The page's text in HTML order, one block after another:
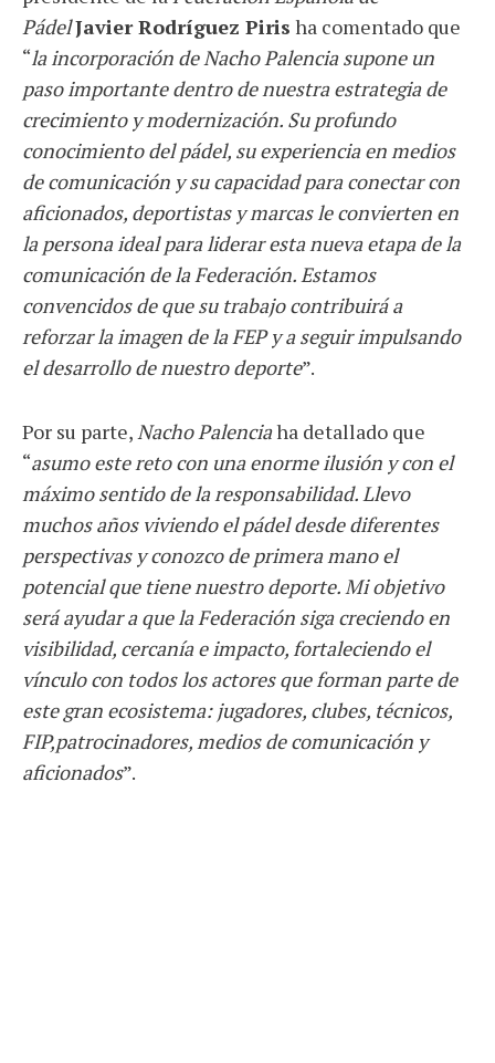
PádelJavier Rodríguez Piris ha comentado que
“la incorporación de Nacho Palencia supone un
paso importante dentro de nuestra estrategia de
crecimiento y modernización. Su profundo
conocimiento del pádel, su experiencia en medios
de comunicación y su capacidad para conectar con
aficionados, deportistas y marcas le convierten en
la persona ideal para liderar esta nueva etapa de la
comunicación de la Federación. Estamos
convencidos de que su trabajo contribuirá a
reforzar la imagen de la FEP y a seguir impulsando
el desarrollo de nuestro deporte”.
Por su parte,Nacho Palenciaha detallado que
“asumo este reto con una enorme ilusión y con el
máximo sentido de la responsabilidad. Llevo
muchos años viviendo el pádel desde diferentes
perspectivas y conozco de primera mano el
potencial que tiene nuestro deporte. Mi objetivo
será ayudar a que la Federación siga creciendo en
visibilidad, cercanía e impacto, fortaleciendo el
vínculo con todos los actores que forman parte de
este gran ecosistema: jugadores, clubes, técnicos,
FIP,patrocinadores, medios de comunicación y
aficionados”.